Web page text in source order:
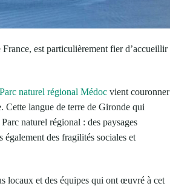
est particulièrement fier d’accueillir
Parc naturel régional Médoc vient couronner
Cette langue de terre de Gironde qui
naturel régional : des paysages
également des fragilités sociales et
locaux et des équipes qui ont œuvré à cet